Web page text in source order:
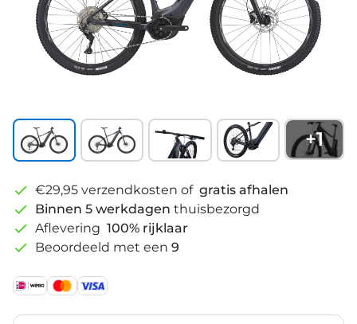
+1
€29,95 verzendkosten of gratis afhalen
Binnen 5 werkdagen thuisbezorgd
Aflevering 100% rijklaar
Beoordeeld met een 9